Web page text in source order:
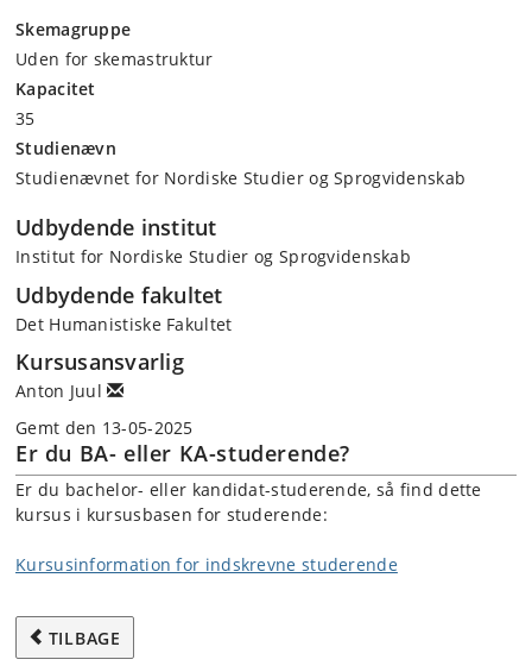
Skemagruppe
Uden for skemastruktur
Kapacitet
35
Studienævn
Studienævnet for Nordiske Studier og Sprogvidenskab
Udbydende institut
Institut for Nordiske Studier og Sprogvidenskab
Udbydende fakultet
Det Humanistiske Fakultet
Kursusansvarlig
Anton Juul
Gemt den 13-05-2025
Er du BA- eller KA-studerende?
Er du bachelor- eller kandidat-studerende, så find dette
kursus i kursusbasen for studerende:
Kursusinformation for indskrevne studerende
TILBAGE